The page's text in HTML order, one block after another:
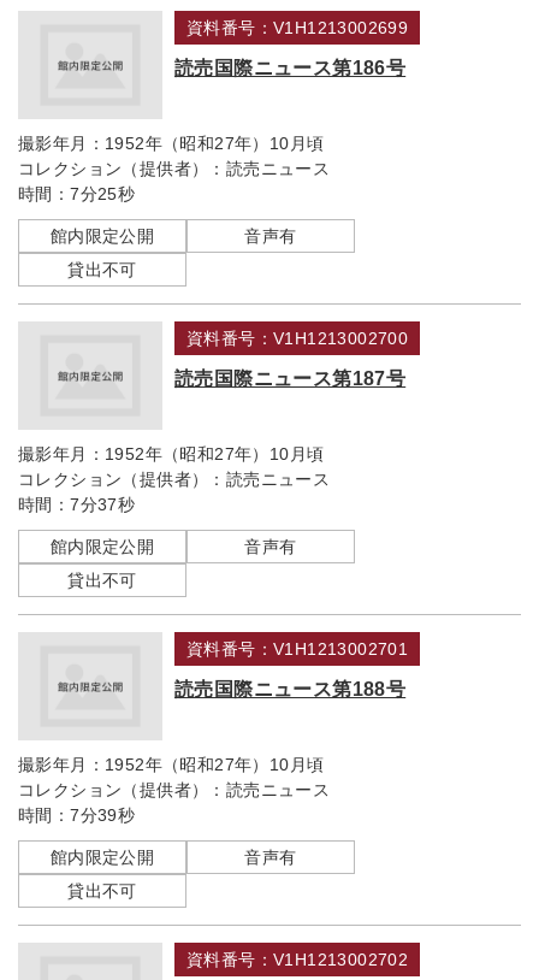
資料番号：V1H1213002699
読売国際ニュース第186号
撮影年月： 1952年（昭和27年）10月頃
コレクション（提供者）： 読売ニュース
時間：7分25秒
館内限定公開
音声有
貸出不可
資料番号：V1H1213002700
読売国際ニュース第187号
撮影年月： 1952年（昭和27年）10月頃
コレクション（提供者）： 読売ニュース
時間：7分37秒
館内限定公開
音声有
貸出不可
資料番号：V1H1213002701
読売国際ニュース第188号
撮影年月： 1952年（昭和27年）10月頃
コレクション（提供者）： 読売ニュース
時間：7分39秒
館内限定公開
音声有
貸出不可
資料番号：V1H1213002702